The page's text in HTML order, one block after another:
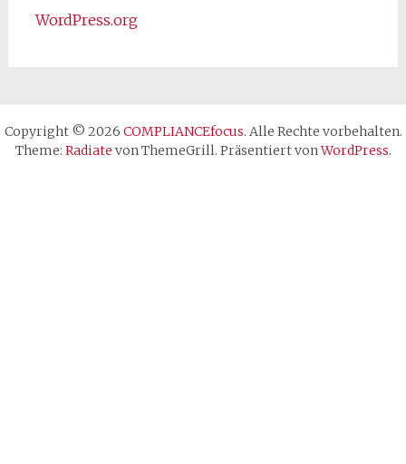
WordPress.org
Copyright © 2026 COMPLIANCEfocus. Alle Rechte vorbehalten.
Theme: Radiate von ThemeGrill. Präsentiert vonWordPress.